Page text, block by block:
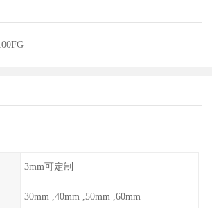
3mm可定制
30mm ,40mm ,50mm ,60mm